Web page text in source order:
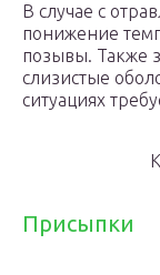
В случае с
понижение
позывы. Также
слизистые
ситуациях
Присыпки